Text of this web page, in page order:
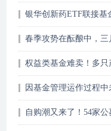
银华创新药ETF联接基
春季攻势在酝酿中，三
权益类基金难卖！多
因基金管理运作过程
自购潮又来了！54家